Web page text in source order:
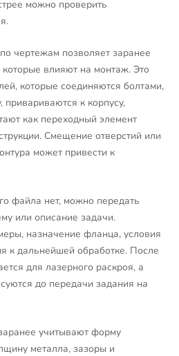
можно проверить
чертежам позволяет заранее
влияют на монтаж. Это
которые соединяются болтами,
привариваются к корпусу,
как переходный элемент
Смещение отверстий или
может привести к
файла нет, можно передать
или описание задачи.
назначение фланца, условия
к дальнейшей обработке. После
для лазерного раскроя, а
до передачи задания на
учитывают форму
металла, зазоры и